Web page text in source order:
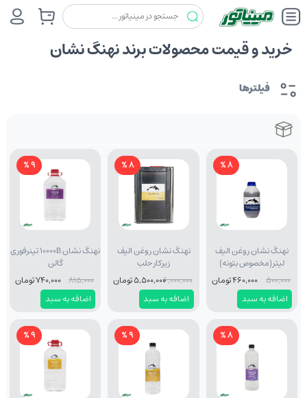
خرید و قیمت محصولات برند نهنگ نشان
فیلترها
8 %
نهنگ نشان روغن الیف
لیتر(مخصوص بتونه)
اضافه به سبد
500,000 460,000 تومان
8 %
نهنگ نشان روغن الیف
زیرکار حلب
اضافه به سبد
6,000,0005,500,000 تومان
9 %
نهنگ نشان 10000B تینرفوری
گالن
اضافه به سبد
815,000 740,000 تومان
8 %
9 %
9 %